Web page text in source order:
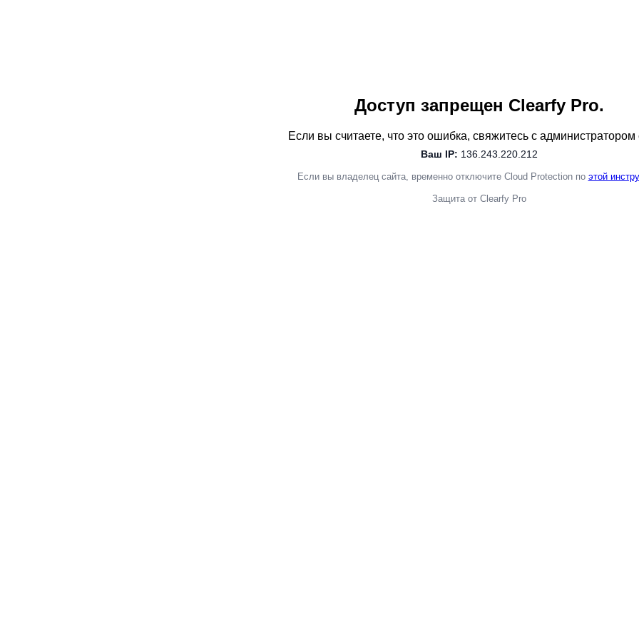
Доступ запрещен Clearfy Pro.
Если вы считаете, что это ошибка, свяжитесь с администратором
Ваш IP: 136.243.220.212
Если вы владелец сайта, временно отключите Cloud Protection по этой
Защита от Clearfy Pro